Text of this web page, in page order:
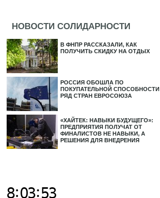
НОВОСТИ СОЛИДАРНОСТИ
В ФНПР РАССКАЗАЛИ, КАК
ПОЛУЧИТЬ СКИДКУ НА ОТДЫХ
РОССИЯ ОБОШЛА ПО
ПОКУПАТЕЛЬНОЙ СПОСОБНОСТИ
РЯД СТРАН ЕВРОСОЮЗА
«ХАЙТЕК: НАВЫКИ БУДУЩЕГО»:
ПРЕДПРИЯТИЯ ПОЛУЧАТ ОТ
ФИНАЛИСТОВ НЕ НАВЫКИ, А
РЕШЕНИЯ ДЛЯ ВНЕДРЕНИЯ